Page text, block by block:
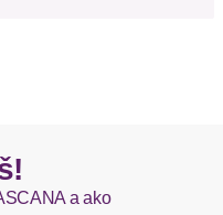
zvyčajne doručené
dní.
a ako